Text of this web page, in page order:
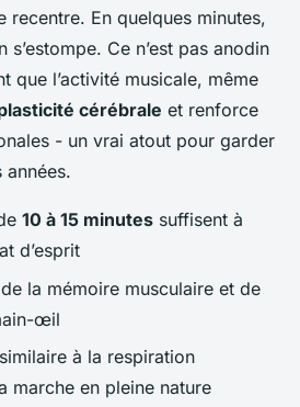
recentre. En quelques minutes,
Ce n’est pas anodin
que l’activité musicale, même
cérébrale et renforce
- un vrai atout pour garder
10 à 15 minutes suffisent à
d’esprit
la mémoire musculaire et de
œil
à la respiration
marche en pleine nature